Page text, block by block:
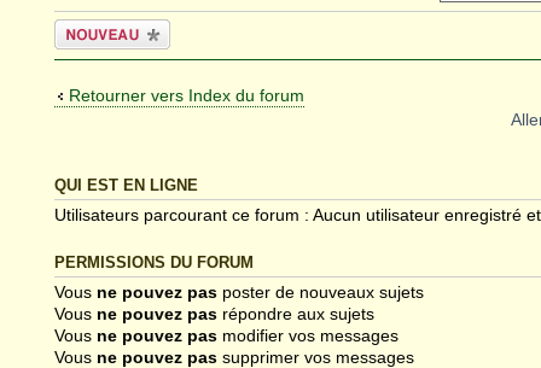
Écrire un
nouveau sujet
Retourner vers Index du forum
QUI EST EN LIGNE
Utilisateurs parcourant ce forum : Aucun utilisateur enregistré
PERMISSIONS DU FORUM
Vous ne pouvez pas poster de nouveaux sujets
Vous ne pouvez pas répondre aux sujets
Vous ne pouvez pas modifier vos messages
Vous ne pouvez pas supprimer vos messages